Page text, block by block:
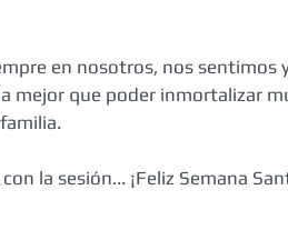
en nosotros, nos sentimos
mejor que poder inmortalizar
la sesión... ¡Feliz Semana